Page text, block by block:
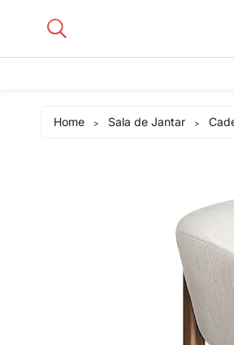
Home > Sala de Jantar >